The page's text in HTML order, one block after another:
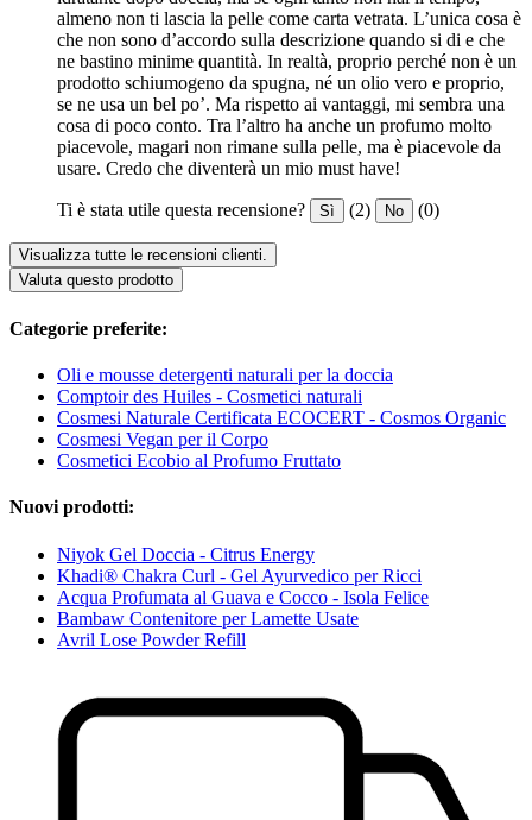
almeno non ti lascia la pelle come carta vetrata. L’unica cosa è
che non sono d’accordo sulla descrizione quando si di e che
ne bastino minime quantità. In realtà, proprio perché non è un
prodotto schiumogeno da spugna, né un olio vero e proprio,
se ne usa un bel po’. Ma rispetto ai vantaggi, mi sembra una
cosa di poco conto. Tra l’altro ha anche un profumo molto
piacevole, magari non rimane sulla pelle, ma è piacevole da
usare. Credo che diventerà un mio must have!
Ti è stata utile questa recensione? Sì (2) No (0)
Visualizza tutte le recensioni clienti.
Valuta questo prodotto
Categorie preferite:
Oli e mousse detergenti naturali per la doccia
Comptoir des Huiles - Cosmetici naturali
Cosmesi Naturale Certificata ECOCERT - Cosmos Organic
Cosmesi Vegan per il Corpo
Cosmetici Ecobio al Profumo Fruttato
Nuovi prodotti:
Niyok Gel Doccia - Citrus Energy
Khadi® Chakra Curl - Gel Ayurvedico per Ricci
Acqua Profumata al Guava e Cocco - Isola Felice
Bambaw Contenitore per Lamette Usate
Avril Lose Powder Refill